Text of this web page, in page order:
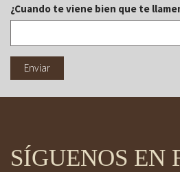
¿Cuando te viene bien que te
SÍGUENOS EN